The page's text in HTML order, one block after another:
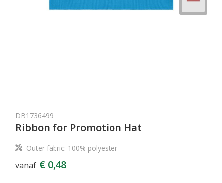
DB1736499
Ribbon for Promotion Hat
Outer fabric: 100% polyester
vanaf € 0,48